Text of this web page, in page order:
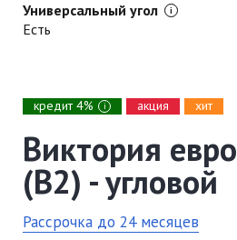
Универсальный угол
Есть
кредит 4% i акция хит
Виктория евро
(В2) - угловой
Рассрочка до 24 месяцев